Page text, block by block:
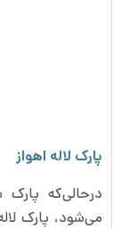
پارک لاله اهواز
درحالی‌که
می‌شود، پارک